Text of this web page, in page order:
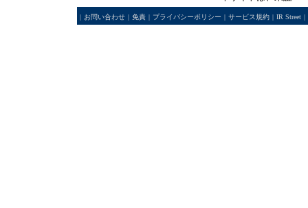
| お問い合わせ | 免責 | プライバシーポリシー | サービス規約 | IR Street |